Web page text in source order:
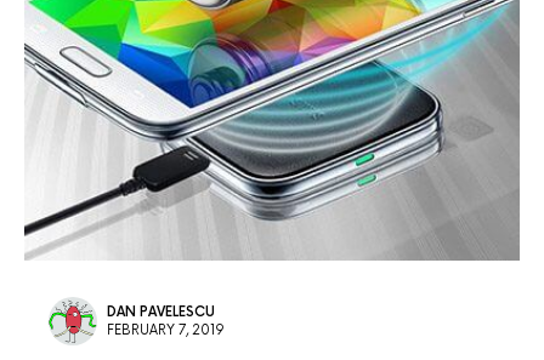
DAN PAVELESCU
FEBRUARY 7, 2019